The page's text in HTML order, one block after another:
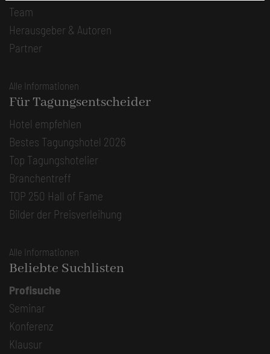
Team
Herausgeber & Autoren
Partner
Alle Informationen
Für Tagungsentscheider
Hotel empfehlen
Bestes Tagungshotel 2026
Top Tagungshotelier
Branchentreff
TOP 250 Hall of Fame
Bilder der Preisverleihung
Alle Informationen
Beliebte Suchlisten
Profisuche
Seminar
Konferenz
Klausur